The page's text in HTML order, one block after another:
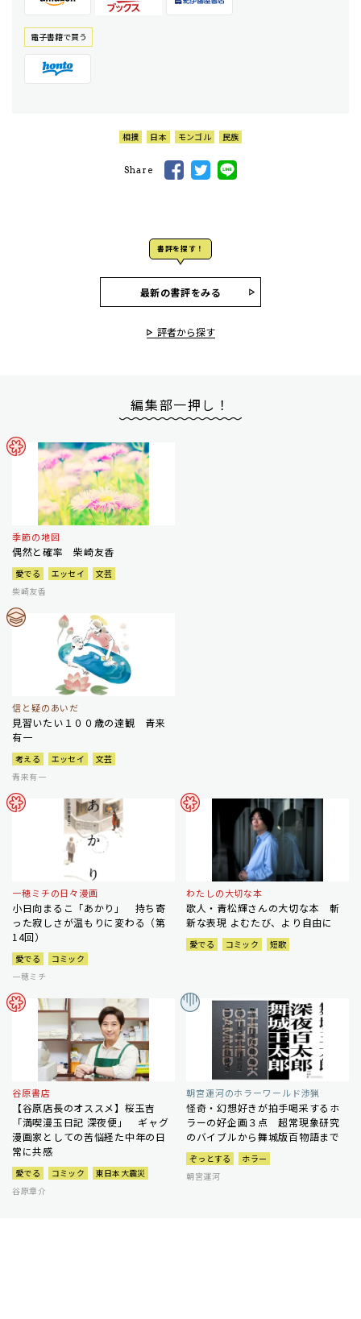
電⼦書籍で買う
相撲 日本 モンゴル 民族
Share
書評を探す！
最新の書評をみる
評者から探す
編集部一押し！
季節の地図
偶然と確率 柴崎友香
愛でる エッセイ
文芸
柴崎友香
信と疑のあいだ
見習いたい１００歳の達観 青来
有一
考える エッセイ
文芸
青来有一
一穂ミチの日々漫画
小日向まるこ「あかり」 持ち寄
った寂しさが温もりに変わる（第
14回）
愛でる
コミック
一穂ミチ
わたしの大切な本
歌人・青松輝さんの大切な本 斬
新な表現 よむたび、より自由に
愛でる コミック 短歌
谷原書店
【谷原店長のオススメ】桜玉吉
「満喫漫玉日記 深夜便」 ギャグ
漫画家としての苦悩経た中年の日
常に共感
愛でる コミック
東日本大震災
谷原章介
朝宮運河のホラーワールド渉猟
怪奇・幻想好きが拍手喝采するホ
ラーの好企画３点 超常現象研究
のバイブルから舞城版百物語まで
ぞっとする
ホラー
朝宮運河